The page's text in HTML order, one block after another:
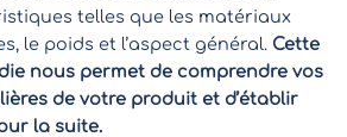
telles que les matériaux
le poids et l’aspect général. Cette
nous permet de comprendre vos
de votre produit et d’établir
la suite.